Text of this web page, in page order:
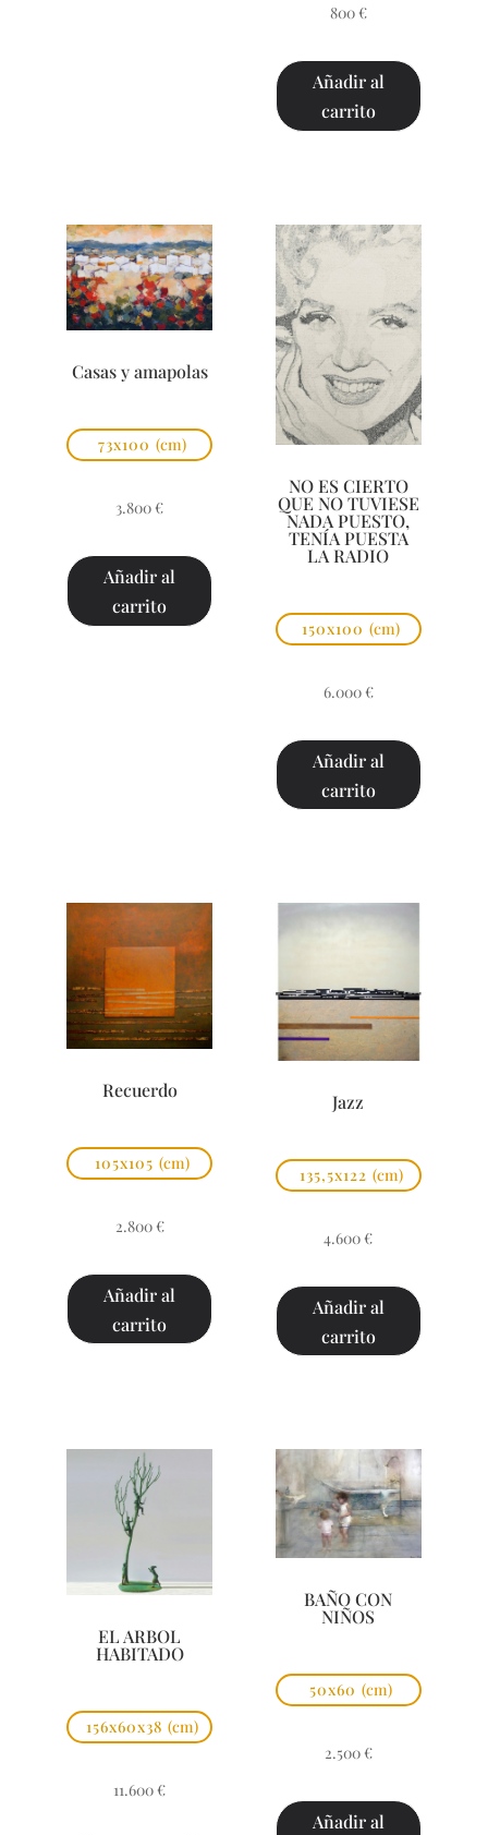
800 €
Añadir al
carrito
Casas y amapolas
73x100 (cm)
3.800 €
Añadir al
carrito
NO ES CIERTO
QUE NO TUVIESE
NADA PUESTO,
TENÍA PUESTA
LA RADIO
150x100 (cm)
6.000 €
Añadir al
carrito
Recuerdo
105x105 (cm)
2.800 €
Añadir al
carrito
Jazz
135,5x122 (cm)
4.600 €
Añadir al
carrito
EL ARBOL
HABITADO
156x60x38 (cm)
11.600 €
BAÑO CON
NIÑOS
50x60 (cm)
2.500 €
Añadir al